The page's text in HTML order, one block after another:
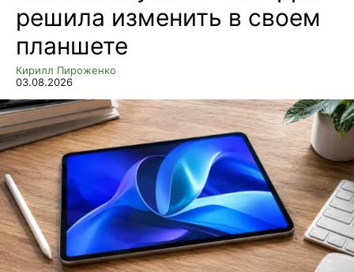
решила изменить в своем
планшете
Кирилл Пироженко
03.08.2026